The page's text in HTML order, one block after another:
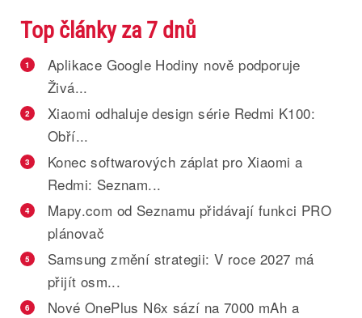
Top články za 7 dnů
1
Aplikace Google Hodiny nově podporuje
Živá...
2
Xiaomi odhaluje design série Redmi K100:
Obří...
3
Konec softwarových záplat pro Xiaomi a
Redmi: Seznam...
4
Mapy.com od Seznamu přidávají funkci PRO
plánovač
5
Samsung změní strategii: V roce 2027 má
přijít osm...
6
Nové OnePlus N6x sází na 7000 mAh a